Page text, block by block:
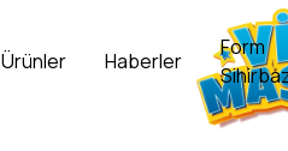
Ürünler Haberler
Form